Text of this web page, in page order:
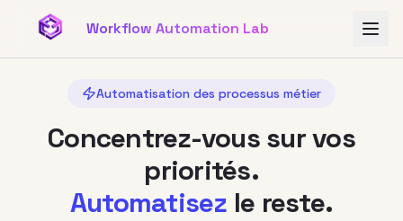
Aller au contenu principal
Workflow Automation Lab
Automatisation des processus métier
Concentrez-vous sur vos
priorités.
Automatisez le reste.